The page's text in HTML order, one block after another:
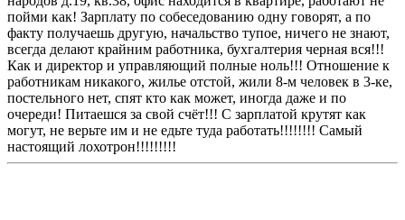
пойми как! Зарплату по собеседованию одну говорят, а по
факту получаешь другую, начальство тупое, ничего не знают,
всегда делают крайним работника, бухгалтерия черная вся!!!
Как и директор и управляющий полные ноль!!! Отношение к
работникам никакого, жилье отстой, жили 8-м человек в 3-ке,
постельного нет, спят кто как может, иногда даже и по
очереди! Питаешся за свой счёт!!! С зарплатой крутят как
могут, не верьте им и не едьте туда работать!!!!!!!! Самый
настоящий лохотрон!!!!!!!!!